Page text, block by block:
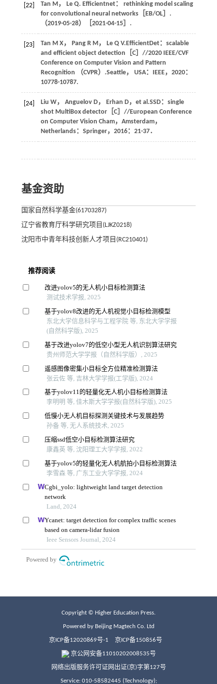
[22] Tan M， Le Q. Efficientnet： rethinking model scaling
for convolutional neural networks［EB/OL］.
（2019-05-28）［2021-04-15］.
[23] Tan M X， Pang R M， Le Q V.EfficientDet：scalable
and efficient object detection［C］//2020 IEEE/CVF
Conference on Computer Vision and Pattern
Recognition （CVPR）.Seattle， USA：IEEE， 2020：
10778-10787.
[24] Liu W， Anguelov D， Erhan D，et al.SSD：single
shot MultiBox detector［C］//European Conference
on Computer Vision Cham，Amsterdam，
Netherlands：Springer， 2016：21-37．
基金资助
国家自然科学基金(61703287)
辽宁省教育厅科学研究项目(LJKZ0218)
沈阳市中青年科技创新人才项目(RC210401)
Copyright © Higher Education Press.
Powered by Beijing Magtech Co. Ltd
京ICP备12020869号-1 京ICP备150856号
京公网安备11010202008535号
网络出版服务许可证网出证(京)字第127号
Service: 010-58582445 (Technology);